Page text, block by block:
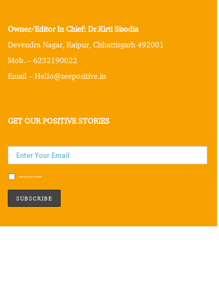
Owner/Editor In Chief: Dr.Kirti Sisodia
Devendra Nagar, Raipur, Chhattisgarh 492001
Mob. – 6232190022
Email – Hello@seepositive.in
GET OUR POSITIVE STORIES
Subscribe to our newsletter